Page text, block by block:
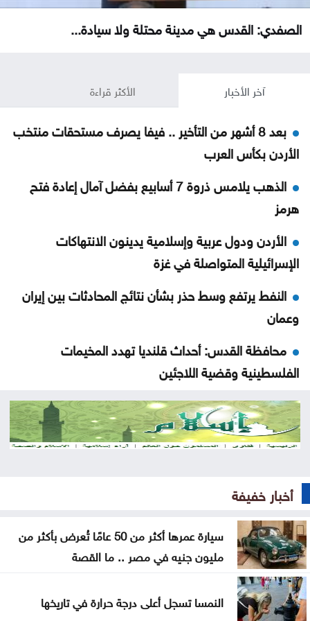
الصفدي: القدس هي مدينة محتلة ولا سيادة...
آخر الأخبار الأكثر قراءة
بعد 8 أشهر من التأخير .. فيفا يصرف مستحقات منتخب
الأردن بكأس العرب
الذهب يلامس ذروة 7 أسابيع بفضل آمال إعادة فتح
هرمز
الأردن ودول عربية وإسلامية يدينون الانتهاكات
الإسرائيلية المتواصلة في غزة
النفط يرتفع وسط حذر بشأن نتائج المحادثات بين إيران
وعمان
محافظة القدس: أحداث قلنديا تهدد المخيمات
الفلسطينية وقضية اللاجئين
الاحتلال يعتقل ويحقق ميدانيا مع أكثر من 60 فلسطينيا
من مخيم قلنديا
الشمال في إربد
بيان صادر عن اللجنة النقابية للعاملين في شركة البوتاس
العربية
أخبار خفيفة
سيارة عمرها أكثر من 50 عامًا تُعرض بأكثر من
مليون جنيه في مصر .. ما القصة
النمسا تسجل أعلى درجة حرارة في تاريخها